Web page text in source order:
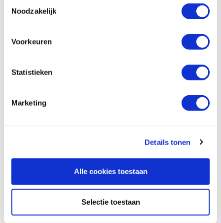
Noodzakelijk
Voorkeuren
Statistieken
Marketing
Details tonen
Alle cookies toestaan
Selectie toestaan
Vergelijken
Diamantvijlen grof, fijn en extra fijn
Artikelnummer: 29216
€ 14,95 incl. btw
€ 12,36 excl. btw
Op voorraad